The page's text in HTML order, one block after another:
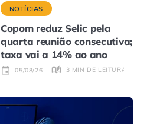
NOTÍCIAS
Copom reduz Selic pela
quarta reunião consecutiva;
taxa vai a 14% ao ano
05/08/26 3 MIN DE LEITURA